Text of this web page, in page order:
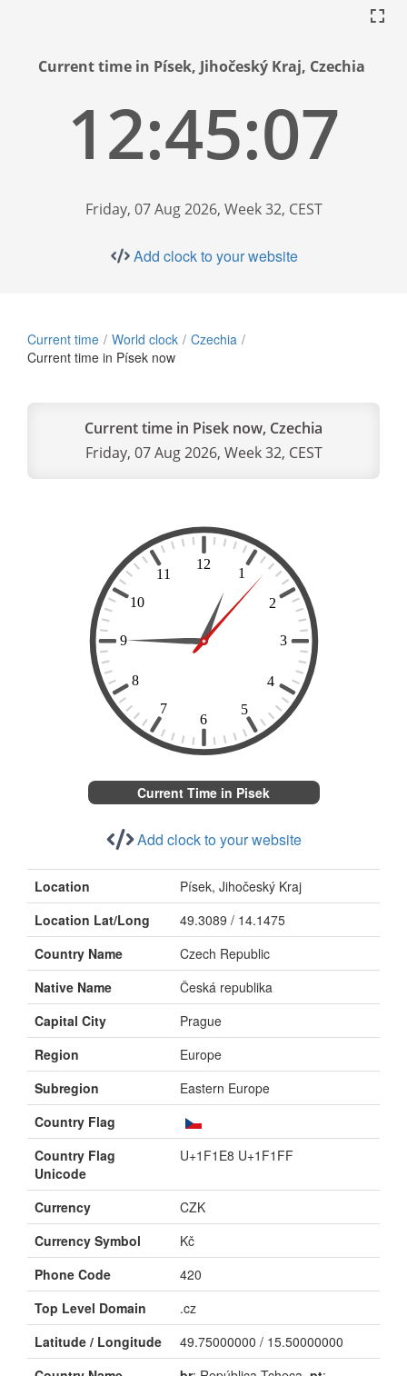
Current time in Písek, Jihočeský Kraj, Czechia
12:45:08
Friday, 07 Aug 2026, Week 32, CEST
Add clock to your website
Current time World clock
Czechia
Current time in Písek now
Current time in Pisek now, Czechia
Friday, 07 Aug 2026, Week 32, CEST
Current Time in Pisek
Add clock to your website
Location
Písek, Jihočeský Kraj
Location Lat/Long
49.3089 / 14.1475
Country Name
Czech Republic
Native Name
Česká republika
Capital City
Prague
Region
Europe
Subregion
Eastern Europe
Country Flag
Country Flag
Unicode
U+1F1E8 U+1F1FF
Currency
CZK
Currency Symbol
Kč
Phone Code
420
Top Level Domain
.cz
Latitude / Longitude
49.75000000 / 15.50000000